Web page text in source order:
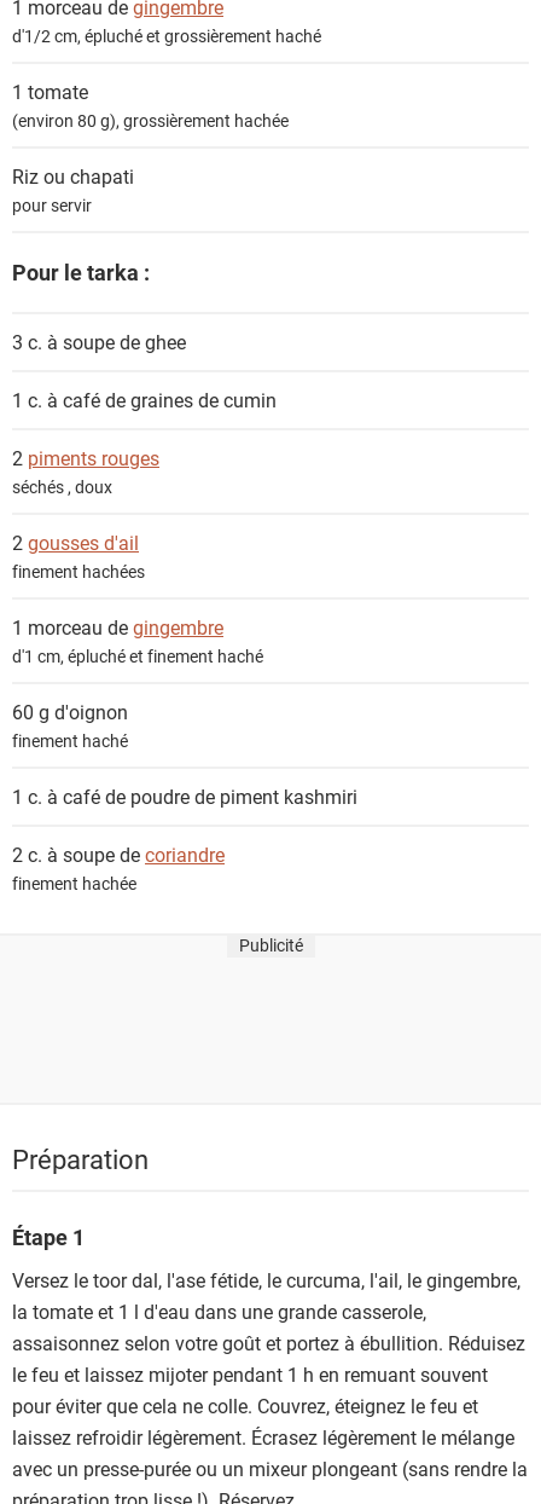
1 morceau degingembre
d'1/2 cm, épluché et grossièrement haché
1 tomate
(environ 80 g), grossièrement hachée
Riz ou chapati
pour servir
Pour le tarka :
3 c. à soupe deghee
1 c. à café degraines de cumin
2 piments rouges
séchés , doux
2 gousses d'ail
finement hachées
1 morceau degingembre
d'1 cm, épluché et finement haché
60 g d'oignon
finement haché
1 c. à café de poudre de piment kashmiri
2 c. à soupe decoriandre
finement hachée
Publicité
Préparation
Étape 1
Versez le toor dal, l'ase fétide, le curcuma, l'ail, le gingembre,
la tomate et 1 l d'eau dans une grande casserole,
assaisonnez selon votre goût et portez à ébullition. Réduisez
le feu et laissez mijoter pendant 1 h en remuant souvent
pour éviter que cela ne colle. Couvrez, éteignez le feu et
laissez refroidir légèrement. Écrasez légèrement le mélange
avec un presse-purée ou un mixeur plongeant (sans rendre la